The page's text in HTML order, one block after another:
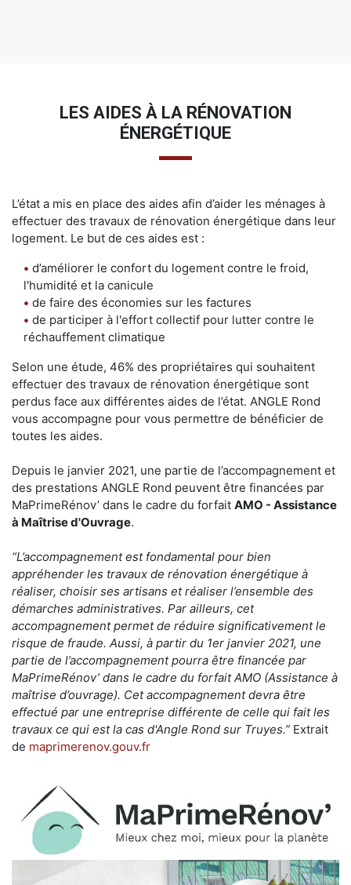
LES AIDES À LA RÉNOVATION
ÉNERGÉTIQUE
L’état a mis en place des aides afin d’aider les ménages à
effectuer des travaux de rénovation énergétique dans leur
logement. Le but de ces aides est :
• d’améliorer le confort du logement contre le froid,
l'humidité et la canicule
• de faire des économies sur les factures
• de participer à l'effort collectif pour lutter contre le
réchauffement climatique
Selon une étude, 46% des propriétaires qui souhaitent
effectuer des travaux de rénovation énergétique sont
perdus face aux différentes aides de l’état. ANGLE Rond
vous accompagne pour vous permettre de bénéficier de
toutes les aides.
Depuis le janvier 2021, une partie de l’accompagnement et
des prestations ANGLE Rond peuvent être financées par
MaPrimeRénov’ dans le cadre du forfait AMO - Assistance
à Maîtrise d'Ouvrage.
“L’accompagnement est fondamental pour bien
appréhender les travaux de rénovation énergétique à
réaliser, choisir ses artisans et réaliser l’ensemble des
démarches administratives. Par ailleurs, cet
accompagnement permet de réduire significativement le
risque de fraude. Aussi, à partir du 1er janvier 2021, une
partie de l’accompagnement pourra être financée par
MaPrimeRénov’ dans le cadre du forfait AMO (Assistance à
maîtrise d’ouvrage). Cet accompagnement devra être
effectué par une entreprise différente de celle qui fait les
travaux ce qui est la cas d'Angle Rond sur Truyes.” Extrait
de maprimerenov.gouv.fr